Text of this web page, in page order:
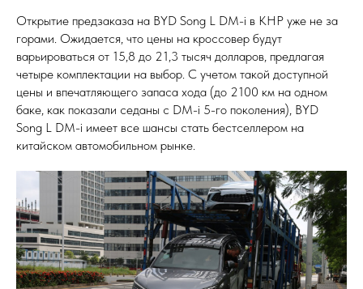
Открытие предзаказа на BYD Song L DM-i в КНР уже не за
горами. Ожидается, что цены на кроссовер будут
варьироваться от 15,8 до 21,3 тысяч долларов, предлагая
четыре комплектации на выбор. С учетом такой доступной
цены и впечатляющего запаса хода (до 2100 км на одном
баке, как показали седаны с DM-i 5-го поколения), BYD
Song L DM-i имеет все шансы стать бестселлером на
китайском автомобильном рынке.